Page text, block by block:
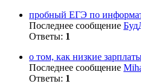
пробный ЕГЭ по
Последнее сообщение
Ответы: 1
о том, как низкие
Последнее сообщение
Ответы: 1